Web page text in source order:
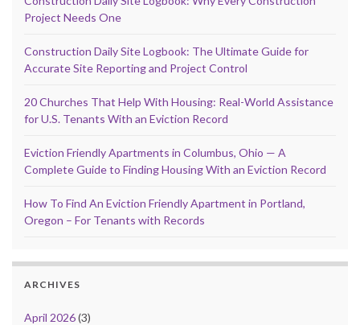
Project Needs One
Construction Daily Site Logbook: The Ultimate Guide for
Accurate Site Reporting and Project Control
20 Churches That Help With Housing: Real-World Assistance
for U.S. Tenants With an Eviction Record
Eviction Friendly Apartments in Columbus, Ohio — A
Complete Guide to Finding Housing With an Eviction Record
How To Find An Eviction Friendly Apartment in Portland,
Oregon – For Tenants with Records
ARCHIVES
April 2026(3)